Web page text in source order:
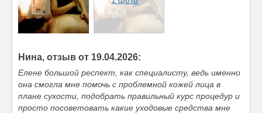
Нина, отзыв от 19.04.2026:
Елене большой респект, как специалисту, ведь именно
она смогла мне помочь с проблемной кожей лица в
плане сухости, подобрать правильный курс процедур и
просто посоветовать какие уходовые средства мне